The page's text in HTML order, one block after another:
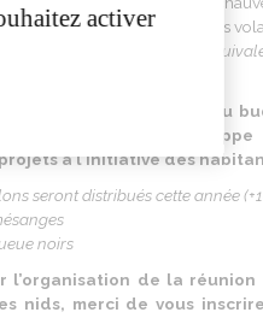
demoustiques ces
s’intègre dans le cadre du
enveloppe
àl’initiativedes
seront distribués cette année
noirs
l’organisation de la réunion
nids, merci de vous inscrire
activer